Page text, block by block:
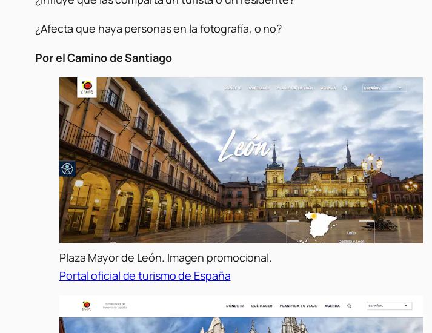
¿Afecta que haya personas en la fotografía, o no?
Por el Camino de Santiago
Plaza Mayor de León. Imagen promocional.
Portal oficial de turismo de España